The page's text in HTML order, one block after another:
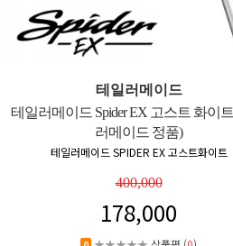
테일러메이드
테일러메이드 Spider EX 고스트 화이
러메이드 정품)
테일러메이드 SPIDER EX 고스트화이트
400,000
178,000